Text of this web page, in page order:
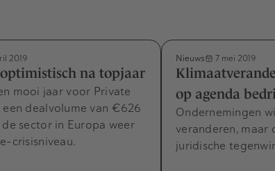
2019
optimistisch na topjaar
mooi jaar voor Private
een dealvolume van €626
sector in Europa weer
crisisniveau.
Nieuws 7 mei 2019
op agenda
Ondernemingen
veranderen, maar
juridische